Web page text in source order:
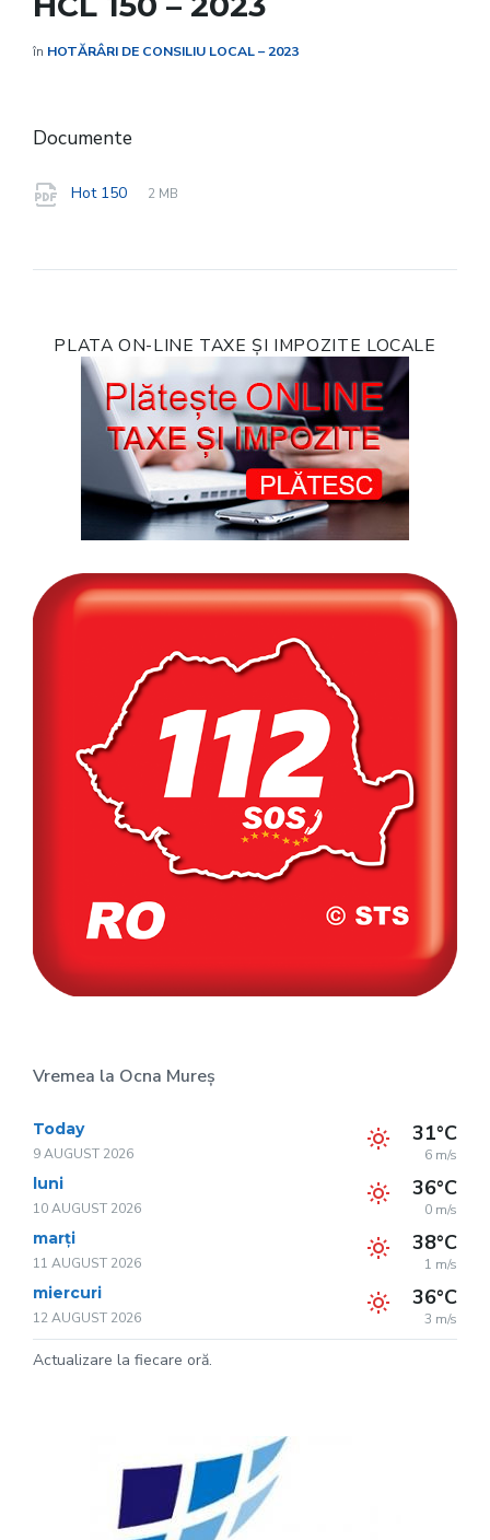
în HOTĂRÂRI DE CONSILIU LOCAL – 2023
Documente
Hot 150
File
pdf
File
2 MB
PLATA ON-LINE TAXE ȘI IMPOZITE LOCALE
Vremea la Ocna Mureș
Today
9 AUGUST 2026
31°C
6 m/s
luni
10 AUGUST 2026
36°C
0 m/s
marți
11 AUGUST 2026
38°C
1 m/s
miercuri
12 AUGUST 2026
36°C
3 m/s
Actualizare la fiecare oră.